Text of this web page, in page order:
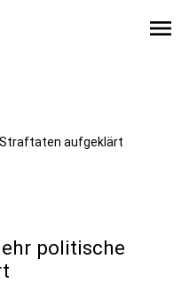
menu
aufgeklärt
politische